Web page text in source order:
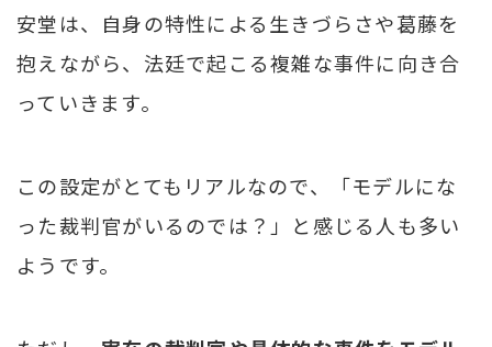
安堂は、自身の特性による生きづらさや葛藤を
抱えながら、法廷で起こる複雑な事件に向き合
っていきます。
この設定がとてもリアルなので、「モデルにな
った裁判官がいるのでは？」と感じる人も多い
ようです。